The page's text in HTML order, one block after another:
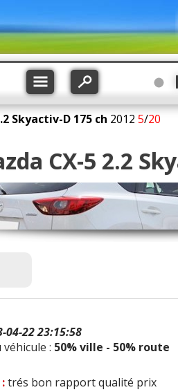
Skyactiv-D 175 ch 2012 5/20
CX-5 2.2
04-22 23:15:58
: 50% ville - 50% route
trés bon rapport qualité prix